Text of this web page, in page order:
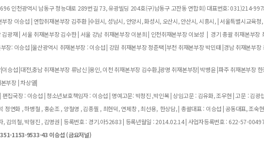
인천광역시 남동구 청능대로 289번길 73, 유광빌딩 204호(구)남동구 고잔동 연합회) 대표번호: 031)214-
부장 이승섭 | 연합취재본부장 김주환 |수원시, 성남시, 안양시, 화성시, 오산시, 안산시, 시흥시, | 서울특별시교육
김광재 | 서울 취재본부장 김수한 | 서울 강남 취재본부장 이분희 | 인천취재본부장 이보성 | 경기 총괄 취재본부장
장: 이승섭 |울산광역시 취재본부장 : 이승섭 | 강원 취재본부장 정준택 |부천 취재본부장 박민태 |경남 취재본부
이승섭 |대전,충남 취재본부장 류남신 |용인, 이천 취재본부장 김수환,|광명 취재본부장| 박병윤 |파주 취재본부장
부장 | 차상열|
편집국장 : 이승섭 | 청소년보호책임자 : 이승섭 | 명예고문: 박정진 ,박인복 | 상임고문 : 김유화, 조우현 | 고문 : 김
정연화 , 하병철 , 홍순조 , 양철영 , 김종필 , 최현덕, 연제창 , 최선용, 한상담, | 총괄대표 : 이승섭 | 공동대표, 조숙
, 김의철, 박형진 , 김명권 | 등록번호 : 경기.아52683 | 등록년월일 : 2014.02.14 | 사업자등록번호 : 622-57-
1153-9533-43 이승섭 (금요저널)